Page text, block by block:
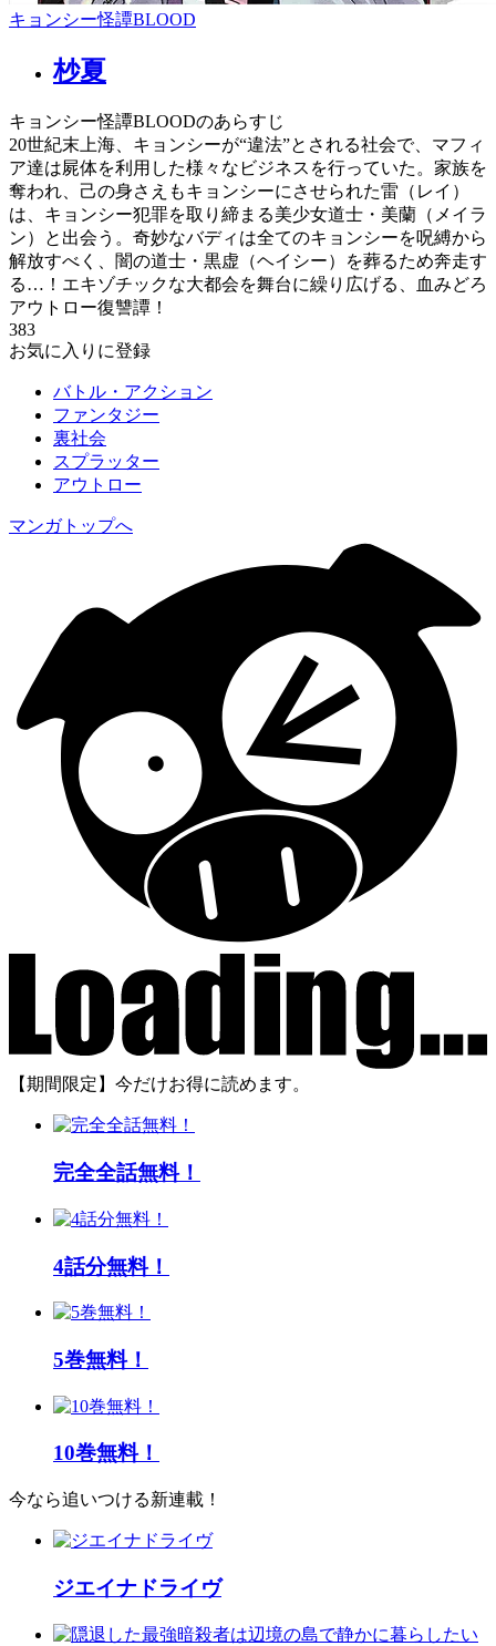
キョンシー怪譚BLOOD
杪夏
キョンシー怪譚BLOODのあらすじ
20世紀末上海、キョンシーが“違法”とされる社会で、マフィ
ア達は屍体を利用した様々なビジネスを行っていた。家族を
奪われ、己の身さえもキョンシーにさせられた雷（レイ）
は、キョンシー犯罪を取り締まる美少女道士・美蘭（メイラ
ン）と出会う。奇妙なバディは全てのキョンシーを呪縛から
解放すべく、闇の道士・黒虚（ヘイシー）を葬るため奔走す
る…！エキゾチックな大都会を舞台に繰り広げる、血みどろ
アウトロー復讐譚！
383
お気に入りに登録
バトル・アクション
ファンタジー
裏社会
スプラッター
アウトロー
マンガトップへ
【期間限定】今だけお得に読めます。
完全全話無料！
4話分無料！
5巻無料！
10巻無料！
今なら追いつける新連載！
ジエイナドライヴ